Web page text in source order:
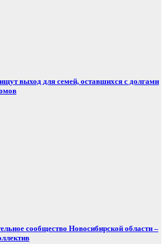
выход для семей, оставшихся с долгами
сообщество Новосибирской области –